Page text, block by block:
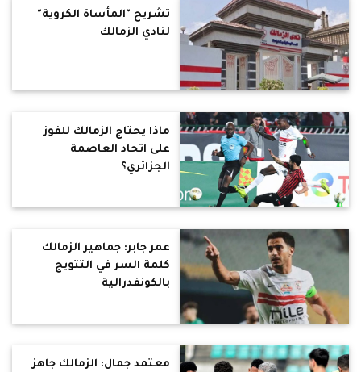
تشريح "المأساة الكروية"
لنادي الزمالك
ماذا يحتاج الزمالك للفوز
على اتحاد العاصمة
الجزائري؟
عمر جابر: جماهير الزمالك
كلمة السر في التتويج
بالكونفدرالية
معتمد جمال: الزمالك جاهز